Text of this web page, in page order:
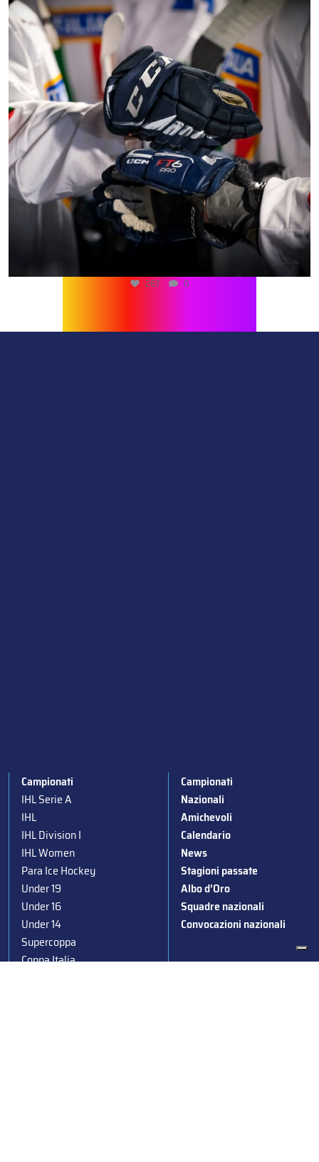
267 0
Campionati
IHL Serie A
IHL
IHL Division I
IHL Women
Para Ice Hockey
Under 19
Under 16
Under 14
Supercoppa
Coppa Italia
Campionati
Nazionali
Amichevoli
Calendario
News
Stagioni passate
Albo d’Oro
Squadre nazionali
Convocazioni nazionali